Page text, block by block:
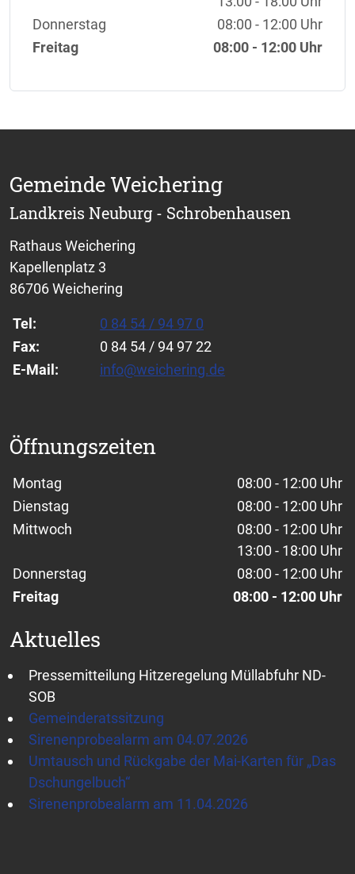
Donnerstag
08:00 - 12:00 Uhr
Freitag
08:00 - 12:00 Uhr
Gemeinde Weichering
Landkreis Neuburg - Schrobenhausen
Rathaus Weichering
Kapellenplatz 3
86706 Weichering
Tel:
0 84 54 / 94 97 0
Fax:
0 84 54 / 94 97 22
E-Mail:
info@weichering.de
Öffnungszeiten
Wochentage / Monate
Öffnungszeiten / Hinweise
Montag
08:00 - 12:00 Uhr
Dienstag
08:00 - 12:00 Uhr
Mittwoch
08:00 - 12:00 Uhr
13:00 - 18:00 Uhr
Donnerstag
08:00 - 12:00 Uhr
Freitag
08:00 - 12:00 Uhr
Aktuelles
Pressemitteilung Hitzeregelung Müllabfuhr ND-
SOB
Gemeinderatssitzung
Sirenenprobealarm am 04.07.2026
Umtausch und Rückgabe der Mai-Karten für „Das
Dschungelbuch“
Sirenenprobealarm am 11.04.2026